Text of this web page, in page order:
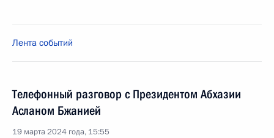
Лента событий
Телефонный разговор с Президентом Абхазии
Асланом Бжанией
19 марта 2024 года, 15:55